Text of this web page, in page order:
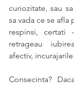
curiozitate, sau
sa vada ce se afla
respinsi,
retrageau
afectiv,
Consecinta?